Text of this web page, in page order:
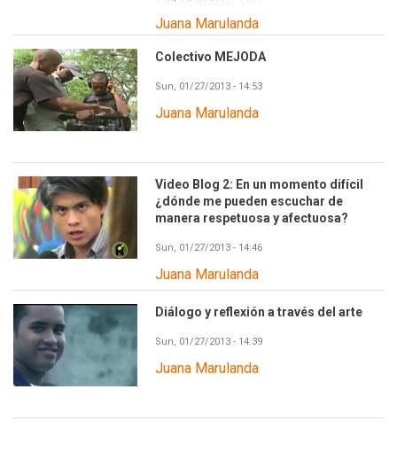
Juana Marulanda
Colectivo MEJODA
Sun, 01/27/2013 - 14:53
Juana Marulanda
Video Blog 2: En un momento difícil
¿dónde me pueden escuchar de
manera respetuosa y afectuosa?
Sun, 01/27/2013 - 14:46
Juana Marulanda
Diálogo y reflexión a través del arte
Sun, 01/27/2013 - 14:39
Juana Marulanda